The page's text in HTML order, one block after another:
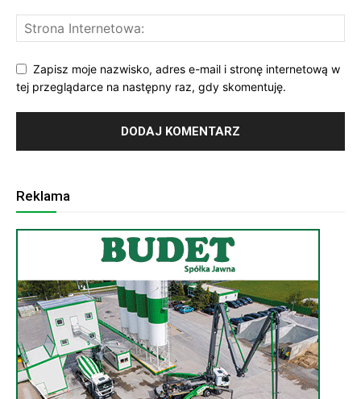
Zapisz moje nazwisko, adres e-mail i stronę internetową w
tej przeglądarce na następny raz, gdy skomentuję.
Reklama